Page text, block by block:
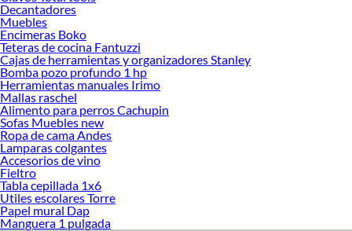
Decantadores
Muebles
Encimeras Boko
Teteras de cocina Fantuzzi
Cajas de herramientas y organizadores Stanley
Bomba pozo profundo 1 hp
Herramientas manuales Irimo
Mallas raschel
Alimento para perros Cachupin
Sofas Muebles new
Ropa de cama Andes
Lamparas colgantes
Accesorios de vino
Fieltro
Tabla cepillada 1x6
Utiles escolares Torre
Papel mural Dap
Manguera 1 pulgada